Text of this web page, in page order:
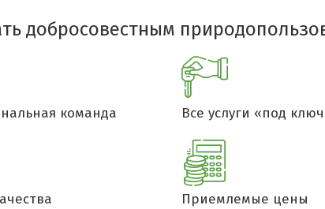
добросовестным
команда Все услуги «под
Приемлемые цены